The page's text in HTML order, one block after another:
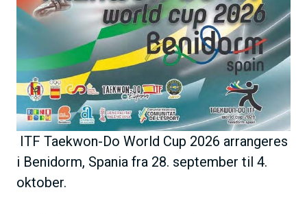
ITF Taekwon-Do World Cup 2026 arrangeres
i Benidorm, Spania fra 28. september til 4.
oktober.